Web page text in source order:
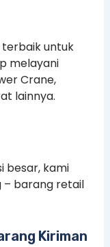
untuk
melayani
Crane,
lainnya.
besar, kami
– barang retail
Kiriman